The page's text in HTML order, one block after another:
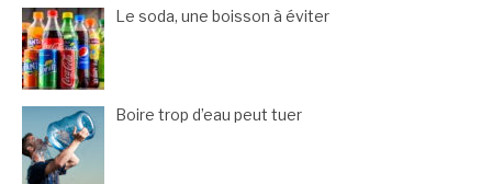
Le soda, une boisson à éviter
Boire trop d’eau peut tuer